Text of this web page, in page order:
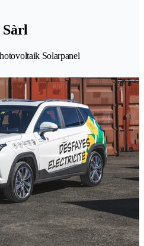
Sàrl
Solarpanel